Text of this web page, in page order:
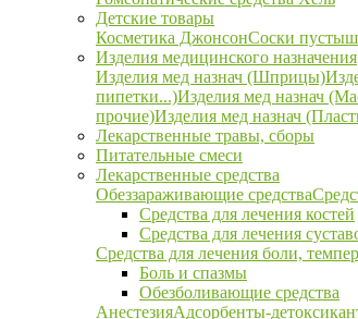
Детские товары
Косметика ДжонсонСоски
Изделия медицинского назначения
Изделия мед назнач (Шприцы)
пипетки...)Изделия мед назнач
прочие)Изделия мед назнач
Лекарственные травы, сборы
Питательные смеси
Лекарственные средства
Обеззараживающие средства
Средства для лечения костей
Средства для лечения
Средства для лечения боли,
Боль и спазмы
Обезболивающие средства
АнестезияАдсорбенты-